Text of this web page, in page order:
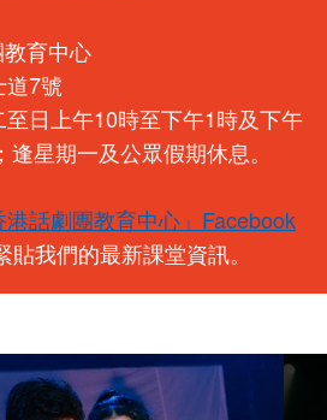
育中心
7號
日上午10時至下午1時及下午
星期一及公眾假期休息。
港話劇團教育中心」Facebook
貼我們的最新課堂資訊。